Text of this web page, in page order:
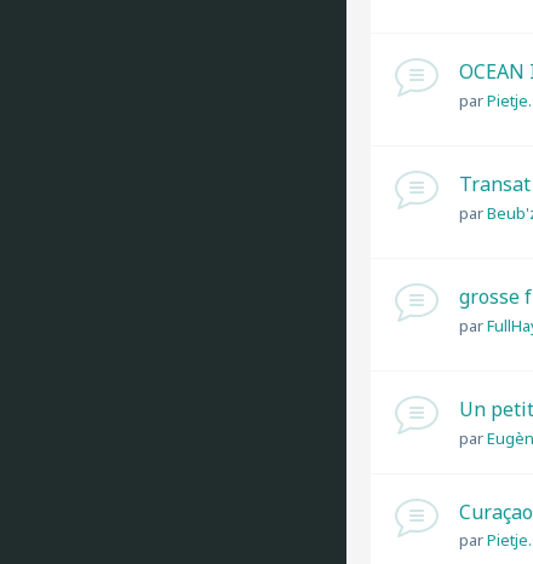
par
par
grosse
par
Un
par
par